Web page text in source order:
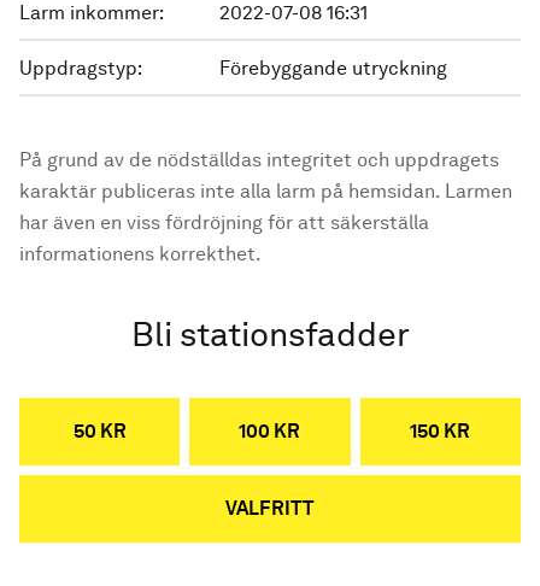
Larm inkommer: 2022-07-08 16:31
Uppdragstyp: Förebyggande utryckning
På grund av de nödställdas integritet och uppdragets
karaktär publiceras inte alla larm på hemsidan. Larmen
har även en viss fördröjning för att säkerställa
informationens korrekthet.
Bli stationsfadder
50 KR 100 KR 150 KR
VALFRITT